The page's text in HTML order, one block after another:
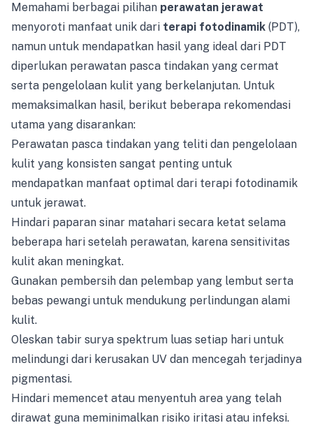
Memahami berbagai pilihan perawatan jerawat
menyoroti manfaat unik dari terapi fotodinamik (PDT),
namun untuk mendapatkan hasil yang ideal dari PDT
diperlukan perawatan pasca tindakan yang cermat
serta pengelolaan kulit yang berkelanjutan. Untuk
memaksimalkan hasil, berikut beberapa rekomendasi
utama yang disarankan:
Perawatan pasca tindakan yang teliti dan pengelolaan
kulit yang konsisten sangat penting untuk
mendapatkan manfaat optimal dari terapi fotodinamik
untuk jerawat.
Hindari paparan sinar matahari secara ketat selama
beberapa hari setelah perawatan, karena sensitivitas
kulit akan meningkat.
Gunakan pembersih dan pelembap yang lembut serta
bebas pewangi untuk mendukung perlindungan alami
kulit.
Oleskan tabir surya spektrum luas setiap hari untuk
melindungi dari kerusakan UV dan mencegah terjadinya
pigmentasi.
Hindari memencet atau menyentuh area yang telah
dirawat guna meminimalkan risiko iritasi atau infeksi.